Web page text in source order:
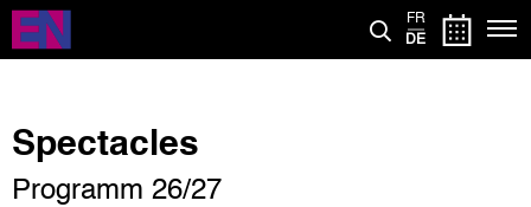
Direkt
zum
Inhalt
FR
DE
Spectacles
Programm 26/27